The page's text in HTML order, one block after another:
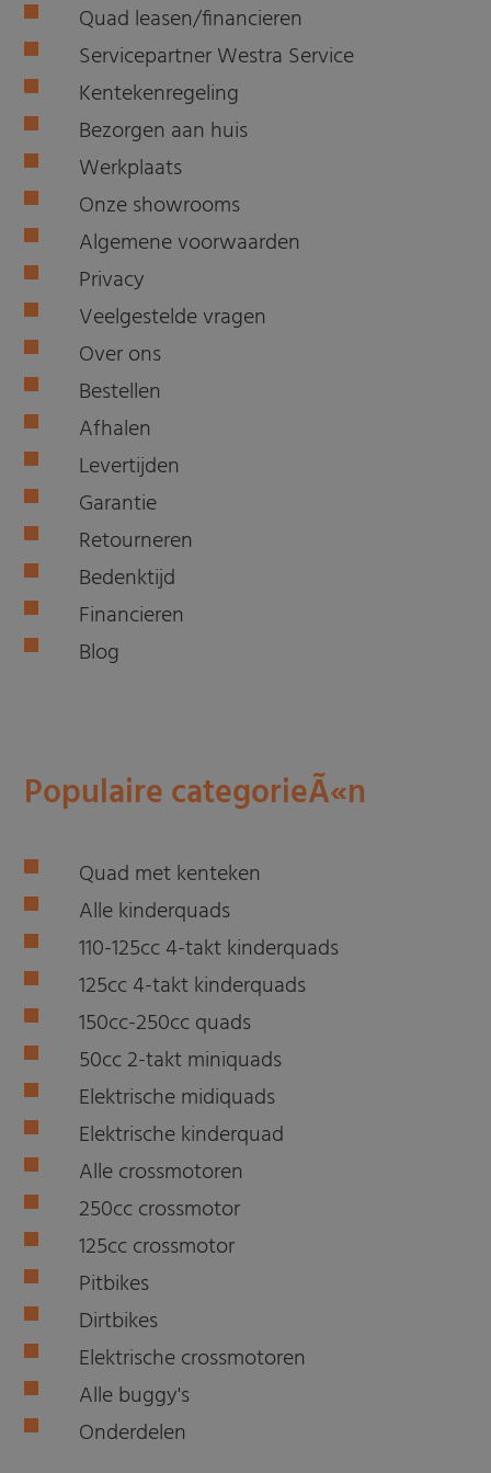
Quad leasen/financieren
Servicepartner Westra Service
Kentekenregeling
Bezorgen aan huis
Werkplaats
Onze showrooms
Algemene voorwaarden
Privacy
Veelgestelde vragen
Over ons
Bestellen
Afhalen
Levertijden
Garantie
Retourneren
Bedenktijd
Financieren
Blog
Populaire categorieÃ«n
Quad met kenteken
Alle kinderquads
110-125cc 4-takt kinderquads
125cc 4-takt kinderquads
150cc-250cc quads
50cc 2-takt miniquads
Elektrische midiquads
Elektrische kinderquad
Alle crossmotoren
250cc crossmotor
125cc crossmotor
Pitbikes
Dirtbikes
Elektrische crossmotoren
Alle buggy's
Onderdelen